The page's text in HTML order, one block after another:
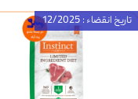
تاریخ انقضاء : 12/2025